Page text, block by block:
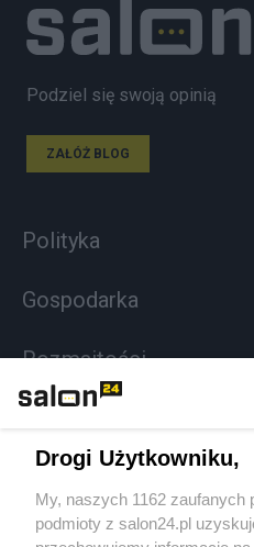
Podziel się swoją opinią
ZAŁÓŻ BLOG
Polityka
Gospodarka
Rozmaitości
Sport
Społeczeństwo
Drogi Użytkowniku,
My, naszych 1162 zaufanych
podmioty z salon24.pl